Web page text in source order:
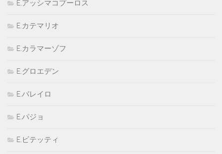
E.アッシマコプーロス
E.カテマリオ
E.カラマーゾフ
E.グロエデン
E.バレイロ
E.パジョ
E.ビテッティ